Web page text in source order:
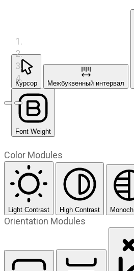
Предыдущий слайд
Следующий слайд
Курсор Межбуквенный интервал
Font Weight
Color Modules
Light Contrast High Contrast
Orientation Modules